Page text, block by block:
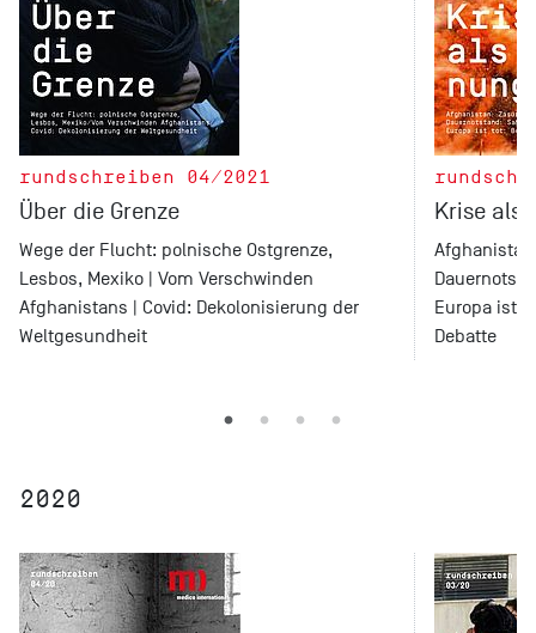
rundschreiben 04/2021
Über die Grenze
Wege der Flucht: polnische Ostgrenze,
Lesbos, Mexiko | Vom Verschwinden
Afghanistans | Covid: Dekolonisierung der
Weltgesundheit
Krise als
Europa ist
Debatte
2020